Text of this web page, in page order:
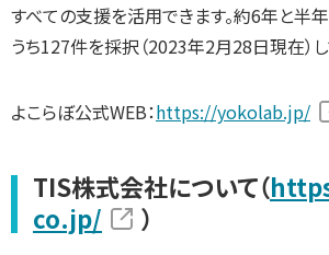
すべての支援を活用できます。約6年と半
うち127件を採択（2023年2月28日現在）し
よこらぼ公式WEB：https://yokolab.jp/
TIS株式会社について（
co.jp/
）